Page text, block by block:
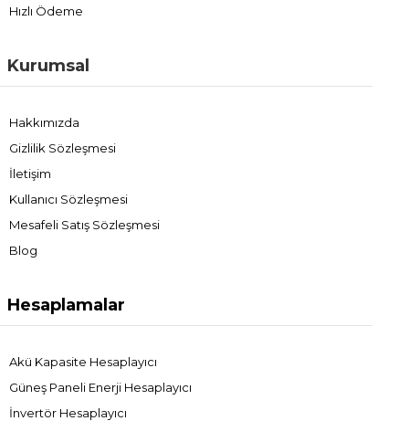
Hızlı Ödeme
Kurumsal
Hakkımızda
Gizlilik Sözleşmesi
İletişim
Kullanıcı Sözleşmesi
Mesafeli Satış Sözleşmesi
Blog
Hesaplamalar
Akü Kapasite Hesaplayıcı
Güneş Paneli Enerji Hesaplayıcı
İnvertör Hesaplayıcı